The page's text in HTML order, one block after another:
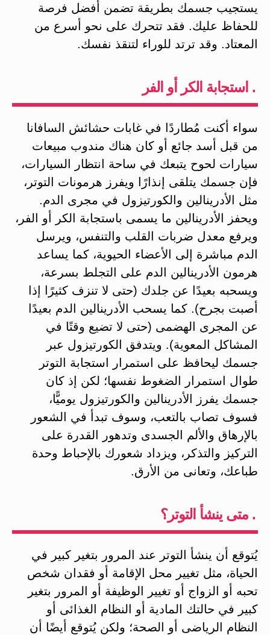
يستجيب جسمك بطريقة تضمن أفضل فرصة
للحفاظ عليك. فقد تتحرك على نحو أسرع من
المعتاد. وقد ترتد للوراء لتنقذ نفسك.
. استجابة الكر أو الفر
سواء أكنت مُطاردًا في غابات حشائش السافانا
من قبل أسد جائع أو كان هناك مندوب مبيعات
سيارات لحوح يتبعك في ساحة انتظار السيارات،
فإن جسمك يتلقى إنذارًا ويفرز هرمونات التوتر،
مثل الأدرينالين والكورتيزول في مجرى الدم.
ويحفز الأدرينالين ما يسمى باستجابة الكر أو الفر،
ويرفع معدل ضربات القلب والتنفس، ويرسل
الدم مباشرة إلى الأعضاء الحيوية، كما يساعد
هرمون الأدرينالين الدم على التجلط بسرعة،
ويسحبه بعيدًا عن جلدك (حتى لا تنزف كثيرًا إذا
أصبت بجرح). كما يسحب الأدرينالين الدم بعيدًا
عن المجرى الهضمى (حتى لا تضيع وقتًا في
المشاكل المعوية). ويتدفق الكورتيزول عبر
جسمك ليحافظ على استمرار استجابة التوتر
طوال استمرار الضغوط نفسها؛ لكن إذ كان
جسمك يفرز الأدرينالين والكورتيزول يوميًّا،
فسوف تصاب بالتعب، وسوف تبدأ في الشعور
بالإرهاق والألم الجسدى وتدهور القدرة على
التركيز والتذكر، ويزداد شعورك بالإحباط وحدة
طباعك، وتعانى من الأرق.
. متى ينشأ التوتر؟
يُتوقع أن ينشأ التوتر عند المرور بتغير كبير في
الحياة، مثل تغيير محل الإقامة أو فقدان شخص
تحبه أو الزواج أو تغيير الوظيفة أو المرور بتغير
كبير في حالتك المادية أو النظام الغذائى أو
النظام الرياضى أو الصحة؛ ولكن يُتوقع أيضًا أن